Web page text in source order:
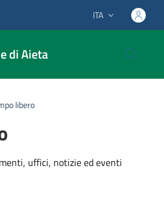
Lingua attiva:
ITA
di Aieta
libero
uffici, notizie ed eventi